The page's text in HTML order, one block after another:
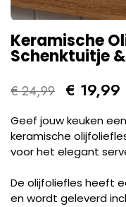
Keramische
Schenktuitje
€ 24,99 € 19,99
Geef jouw keuken
keramische
voor het elegant
De olijfoliefles heeft
en wordt geleverd